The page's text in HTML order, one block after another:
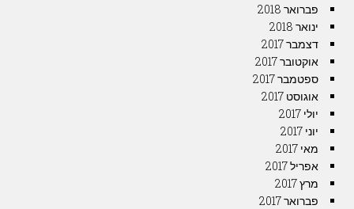
פברואר 2018
ינואר 2018
דצמבר 2017
אוקטובר 2017
ספטמבר 2017
אוגוסט 2017
יולי 2017
יוני 2017
מאי 2017
אפריל 2017
מרץ 2017
פברואר 2017